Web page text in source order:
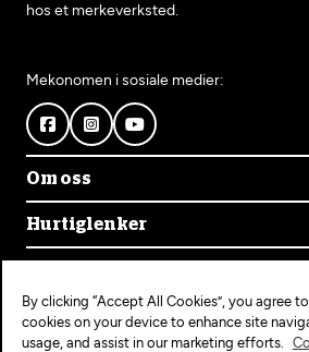
hos et merkeverksted.
Mekonomen i sosiale medier:
Om oss
Om Mekonomen
Mekonomens historie
Jobb i Mekonomen
Bærekraft
Bli Mekonomen-verksted
Hurtiglenker
Finn verksted
Bestill time
Opprett konto
Kundeservice
Ofte stilte spørsmål
Populære tjenester
By clicking “Accept All Cookies”, you agree
cookies on your device to enhance site
usage, and assist in our marketing efforts.